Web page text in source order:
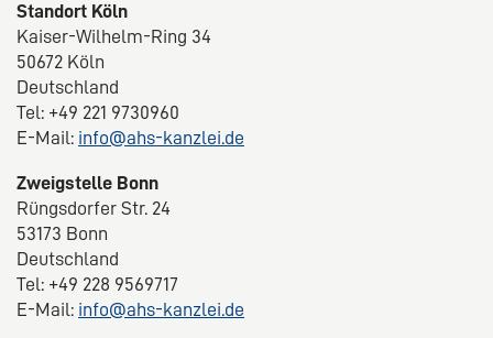
Standort Köln
Kaiser-Wilhelm-Ring 34
50672 Köln
Deutschland
Tel: +49 221 9730960
E-Mail: info@ahs-kanzlei.de
Zweigstelle Bonn
Rüngsdorfer Str. 24
53173 Bonn
Deutschland
Tel: +49 228 9569717
E-Mail: info@ahs-kanzlei.de